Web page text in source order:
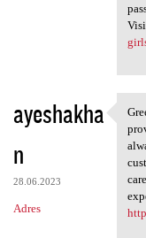
ayeshakha
n
28.06.2023
Adres